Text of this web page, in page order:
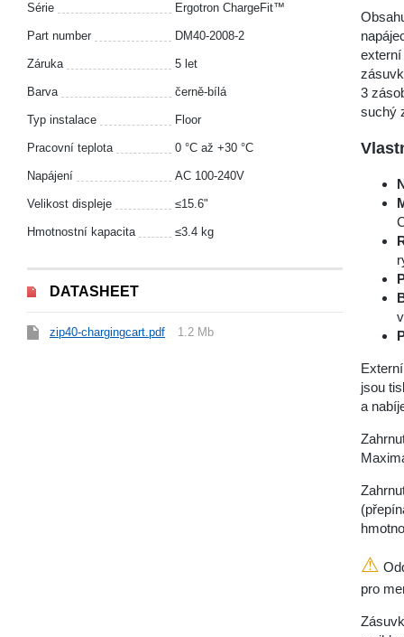
Série Ergotron ChargeFit™
Part number DM40-2008-2
Záruka 5 let
Barva černě-bílá
Typ instalace Floor
Pracovní teplota 0 °С až +30 °С
Napájení AC 100-240V
Velikost displeje ≤15.6"
Hmotnostní kapacita ≤3.4 kg
DATASHEET
zip40-chargingcart.pdf 1.2 Mb
3
suchý
jsou
a
⚠
pro